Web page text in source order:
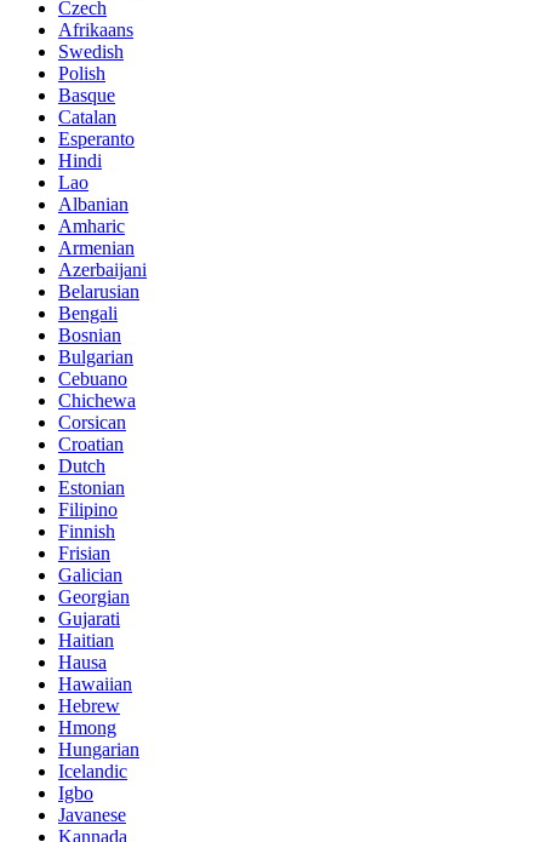
Czech
Afrikaans
Swedish
Polish
Basque
Catalan
Esperanto
Hindi
Lao
Albanian
Amharic
Armenian
Azerbaijani
Belarusian
Bengali
Bosnian
Bulgarian
Cebuano
Chichewa
Corsican
Croatian
Dutch
Estonian
Filipino
Finnish
Frisian
Galician
Georgian
Gujarati
Haitian
Hausa
Hawaiian
Hebrew
Hmong
Hungarian
Icelandic
Igbo
Javanese
Kannada